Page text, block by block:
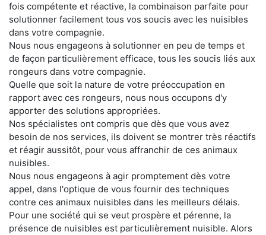
fois compétente et réactive, la combinaison parfaite pour
solutionner facilement tous vos soucis avec les nuisibles
dans votre compagnie.
Nous nous engageons à solutionner en peu de temps et
de façon particulièrement efficace, tous les soucis liés aux
rongeurs dans votre compagnie.
Quelle que soit la nature de votre préoccupation en
rapport avec ces rongeurs, nous nous occupons d'y
apporter des solutions appropriées.
Nos spécialistes ont compris que dès que vous avez
besoin de nos services, ils doivent se montrer très réactifs
et réagir aussitôt, pour vous affranchir de ces animaux
nuisibles.
Nous nous engageons à agir promptement dès votre
appel, dans l'optique de vous fournir des techniques
contre ces animaux nuisibles dans les meilleurs délais.
Pour une société qui se veut prospère et pérenne, la
présence de nuisibles est particulièrement nuisible. Alors